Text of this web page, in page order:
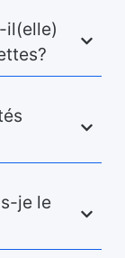
il(elle)
je le